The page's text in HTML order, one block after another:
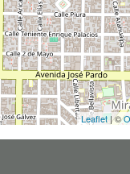
Leaflet| ©